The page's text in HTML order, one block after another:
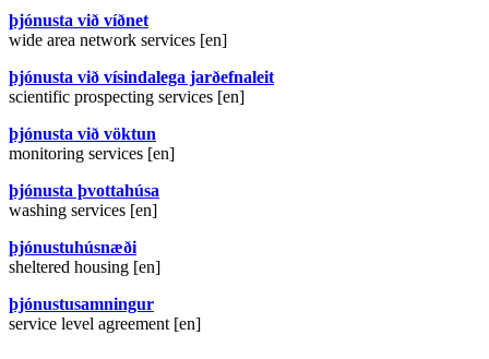
þjónusta við víðnet
wide area network services [en]
þjónusta við vísindalega jarðefnaleit
scientific prospecting services [en]
þjónusta við vöktun
monitoring services [en]
þjónusta þvottahúsa
washing services [en]
þjónustuhúsnæði
sheltered housing [en]
þjónustusamningur
service level agreement [en]